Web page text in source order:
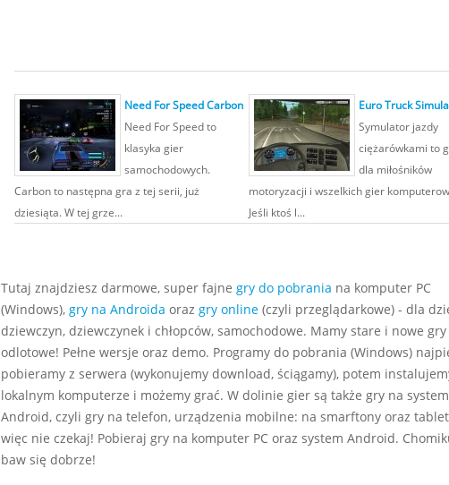
Need For Speed Carbon
Need For Speed to
klasyka gier
samochodowych.
Carbon to następna gra z tej serii, już
dziesiąta. W tej grze...
Euro Truck
Symulator jazdy
ciężarówkami to
dla miłośników
motoryzacji i wszelkich gier
Jeśli ktoś l...
Tutaj znajdziesz darmowe, super fajne gry do pobrania na komputer PC
(Windows), gry na Androida oraz gry online(czyli przeglądarkowe) - dla
dziewczyn, dziewczynek i chłopców, samochodowe. Mamy stare i nowe gry
odlotowe! Pełne wersje oraz demo. Programy do pobrania (Windows)
pobieramy z serwera (wykonujemy download, ściągamy), potem
lokalnym komputerze i możemy grać. W dolinie gier są także gry na system
Android, czyli gry na telefon, urządzenia mobilne: na smarftony oraz
więc nie czekaj! Pobieraj gry na komputer PC oraz system Android.
baw się dobrze!